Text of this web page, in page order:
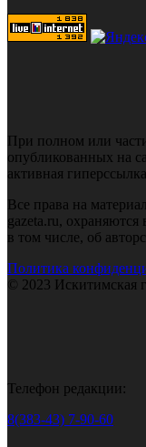
При полном или
опубликованных на
активная
Все права на
gazeta.ru, охраняются
в том числе, об
Политика
© 2023 Искитимская
Телефон редакции:
8(383-43) 7-90-60